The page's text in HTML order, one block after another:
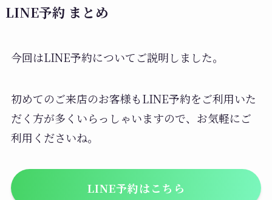
カットとカラートリートメントをしたい」
もちろん予約状況によりますが、施術メニ
ただいてからご希望のプラン内容でできな
かったということを防げます。
時間調整もできる
LINE予約 まとめ
今回はLINE予約についてご説明しました。
初めてのご来店のお客様もLINE予約をご利用いた
だく方が多くいらっしゃいますので、お気軽にご
利用くださいね。
LINE予約はこちら